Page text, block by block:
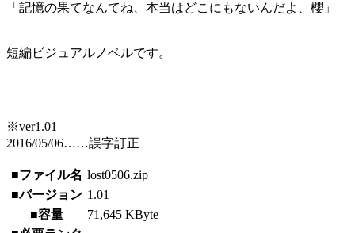
「記憶の果てなんてね、本当はどこにもないんだよ、櫻」
短編ビジュアルノベルです。
※ver1.01
2016/05/06……誤字訂正
■ファイル名 lost0506.zip
■バージョン 1.01
■容量
71,645 KByte